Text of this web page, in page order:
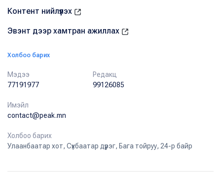
Контент нийлүүлэх
Эвэнт дээр хамтран ажиллах
Холбоо барих
Мэдээ
77191977
Редакц
99126085
Имэйл
contact@peak.mn
Холбоо барих
Улаанбаатар хот, Сүхбаатар дүүрэг, Бага тойруу, 24-р байр